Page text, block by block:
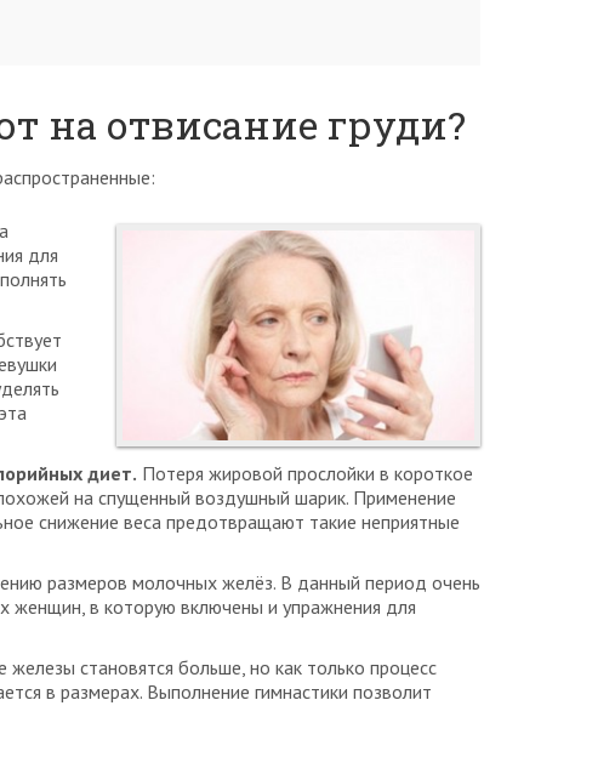
на отвисание груди?
для
диет. Потеря жировой прослойки в короткое
на спущенный воздушный шарик. Применение
снижение веса предотвращают такие неприятные
размеров молочных желёз. В данный период очень
женщин, в которую включены и упражнения для
становятся больше, но как только процесс
в размерах. Выполнение гимнастики позволит